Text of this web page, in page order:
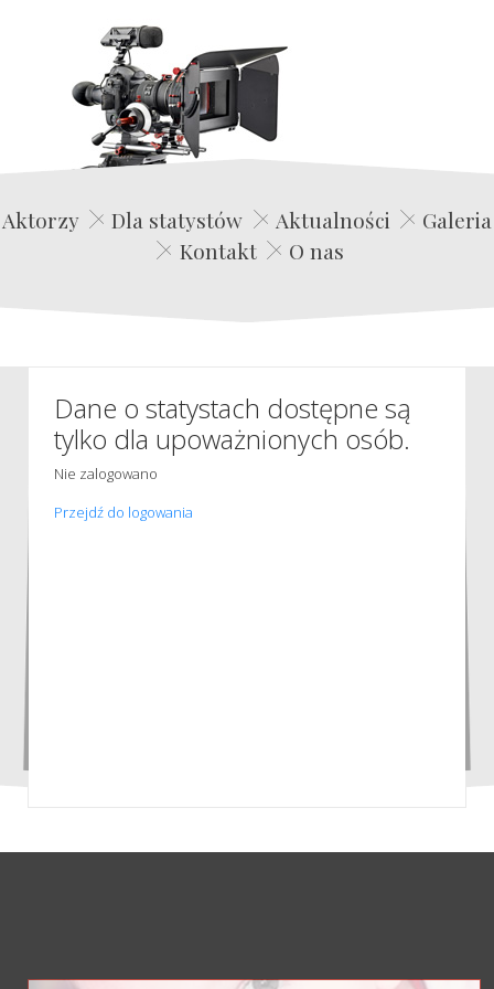
Edwin Film Agencja Aktorska
Aktorzy Dla statystów Aktualności
Galeria
Kontakt
O nas
Dane o statystach dostępne są
tylko dla upoważnionych osób.
Nie zalogowano
Przejdź do logowania